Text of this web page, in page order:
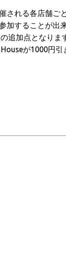
される各店舗ご
加することが出
追加点となりま
が1000円引